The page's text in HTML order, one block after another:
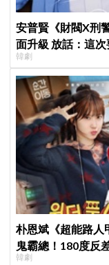
安普賢《財閥X刑
面升級 放話：這
韓劇
朴恩斌《超能路
鬼霸總！180度反
韓劇